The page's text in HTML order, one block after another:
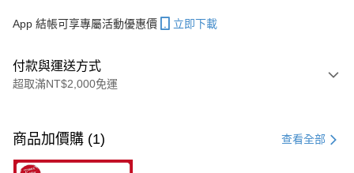
App 結帳可享專屬活動優惠價 立即下載
付款與運送方式
超取滿NT$2,000免運
信用卡一次付款
超商取貨付款
商品加價購 (1) 查看全部